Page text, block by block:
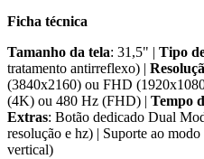
Ficha técnica
Tamanho da tela: 31,5" | Tipo
tratamento antirreflexo) |
(3840x2160) ou FHD
(4K) ou 480 Hz (FHD) | Tempo
Extras: Botão dedicado Dual
resolução e hz) | Suporte ao
vertical)